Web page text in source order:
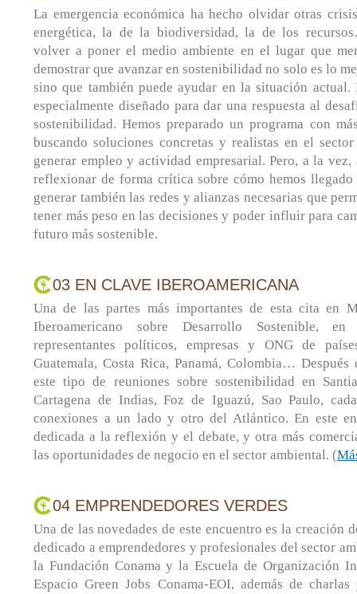
La emergencia económica ha hecho olvidar otras
energética, la de la biodiversidad, la de los
volver a poner el medio ambiente en el lugar que
demostrar que avanzar en sostenibilidad no solo es lo
sino que también puede ayudar en la situación actual.
especialmente diseñado para dar una respuesta al
sostenibilidad. Hemos preparado un programa con
buscando soluciones concretas y realistas en el
generar empleo y actividad empresarial. Pero, a la vez,
reflexionar de forma crítica sobre cómo hemos
generar también las redes y alianzas necesarias que
tener más peso en las decisiones y poder influir para
futuro más sostenible.
03 EN CLAVE IBEROAMERICANA
Una de las partes más importantes de esta cita en
Iberoamericano sobre Desarrollo Sostenible,
representantes políticos, empresas y ONG de
Guatemala, Costa Rica, Panamá, Colombia… Después
este tipo de reuniones sobre sostenibilidad en
Cartagena de Indias, Foz de Iguazú, Sao Paulo,
conexiones a un lado y otro del Atlántico. En este
dedicada a la reflexión y el debate, y otra más
las oportunidades de negocio en el sector ambiental. (
04 EMPRENDEDORES VERDES
Una de las novedades de este encuentro es la creación
dedicado a emprendedores y profesionales del sector
la Fundación Conama y la Escuela de Organización
Espacio Green Jobs Conama-EOI, además de